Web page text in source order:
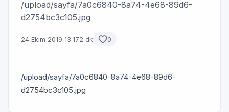
/upload/sayfa/7a0c6840-8a74-4e68-89d6-
d2754bc3c105.jpg
24 Ekim 2019 13:172 dk 0
/upload/sayfa/7a0c6840-8a74-4e68-89d6-
d2754bc3c105.jpg